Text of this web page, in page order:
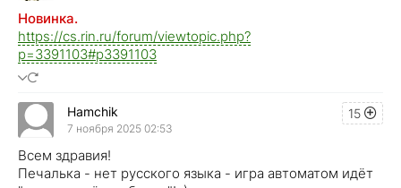
Новинка.
https://cs.rin.ru/forum/viewtopic.php?
p=3391103#p3391103
15
Hamchik
7 ноября 2025 02:53
Всем здравия!
Печалька - нет русского языка - игра автоматом идёт